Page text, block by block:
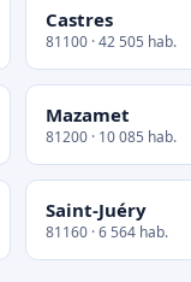
Castres
81100 · 42 505 hab.
Mazamet
81200 · 10 085 hab.
Saint-Juéry
81160 · 6 564 hab.